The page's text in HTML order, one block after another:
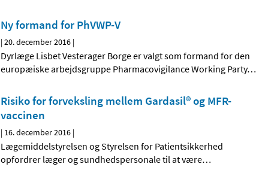
Ny formand for PhVWP-V
|20. december 2016 |
Dyrlæge Lisbet Vesterager Borge er valgt som formand for den
europæiske arbejdsgruppe Pharmacovigilance Working Party…
Risiko for forveksling mellem Gardasil® og MFR-
vaccinen
| 16. december 2016 |
Lægemiddelstyrelsen og Styrelsen for Patientsikkerhed
opfordrer læger og sundhedspersonale til at være…